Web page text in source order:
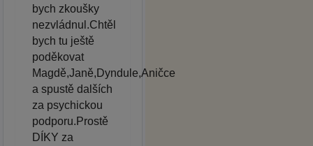
bych zkoušky
nezvládnul.Chtěl
bych tu ještě
poděkovat
Magdě,Janě,Dyndule,Aničce
a spustě dalších
za psychickou
podporu.Prostě
DÍKY za